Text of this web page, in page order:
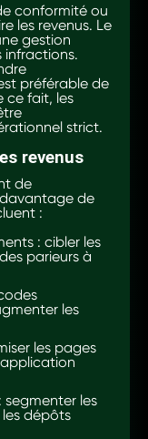
conformité ou
les revenus. Le
gestion
infractions.
préférable de
ce fait, les
strict.
revenus
de
de
:
: cibler les
parieurs à
les
les pages
les
dépôts